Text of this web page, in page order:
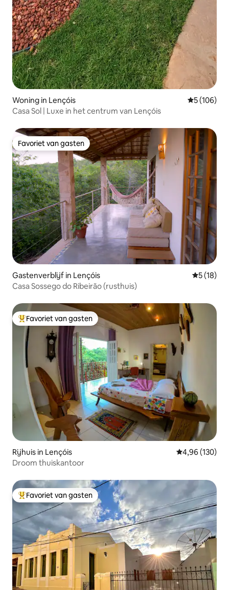
Woning in Lençóis
5 (106)
Casa Sol | Luxe in het centrum van Lençóis
Favoriet van gasten
Favoriet van gasten
Gastenverblijf in Lençóis
5 (18)
Casa Sossego do Ribeirão (rusthuis)
Topfavoriet van gasten
Favoriet van gasten
Rijhuis in Lençóis Gemiddelde
4,96 (130)
Droom thuiskantoor
Topfavoriet van gasten
Favoriet van gasten